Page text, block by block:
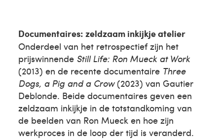
Documentaires: zeldzaam inkijkje atelier
Onderdeel van het retrospectief zijn het
prijswinnende Still Life: Ron Mueck at Work
(2013) en de recente documentaire Three
Dogs, a Pig and a Crow(2023) van Gautier
Deblonde. Beide documentaires geven een
zeldzaam inkijkje in de totstandkoming van
de beelden van Ron Mueck en hoe zijn
werkproces in de loop der tijd is veranderd.